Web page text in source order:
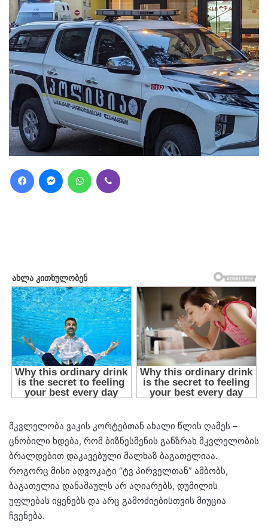
FacebookMessengerWhatsApp
მკვლელობა ვაკის კორტებთან ახალი წლის ღამეს –
ცნობილი ხდება, რომ ბიზნესმენის განზრახ მკვლელობის
ბრალდებით დაკავებული მალხაზ ბაგათელიაა.
როგორც მისი ადვოკატი “ტვ პირველთან” ამბობს,
ბაგათელია დანაშაულს არ აღიარებს, დუმილის
უფლებას იყენებს და არც გამოძიებისთვის მიუცია
ჩვენება.